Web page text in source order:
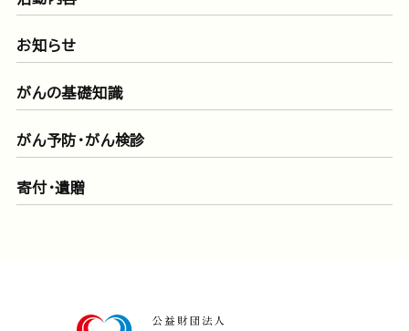
お知らせ
がんの基礎知識
がん予防・がん検診
寄付・遺贈